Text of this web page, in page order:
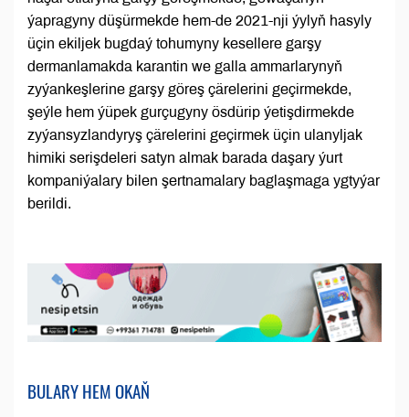
ýapragyny düşürmekde hem-de 2021-nji ýylyň hasyly
üçin ekiljek bugdaý tohumyny kesellere garşy
dermanlamakda karantin we galla ammarlarynyň
zyýankeşlerine garşy göreş çärelerini geçirmekde,
şeýle hem ýüpek gurçugyny ösdürip ýetişdirmekde
zyýansyzlandyryş çärelerini geçirmek üçin ulanyljak
himiki serişdeleri satyn almak barada daşary ýurt
kompaniýalary bilen şertnamalary baglaşmaga ygtyýar
berildi.
BULARY HEM OKAŇ